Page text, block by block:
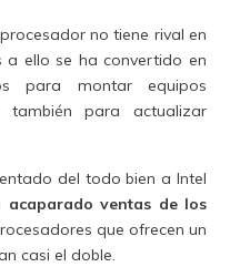
no tiene rival en
ello se ha convertido en
para montar equipos
también para actualizar
del todo bien a Intel
acaparado ventas de los
que ofrecen un
casi el doble.